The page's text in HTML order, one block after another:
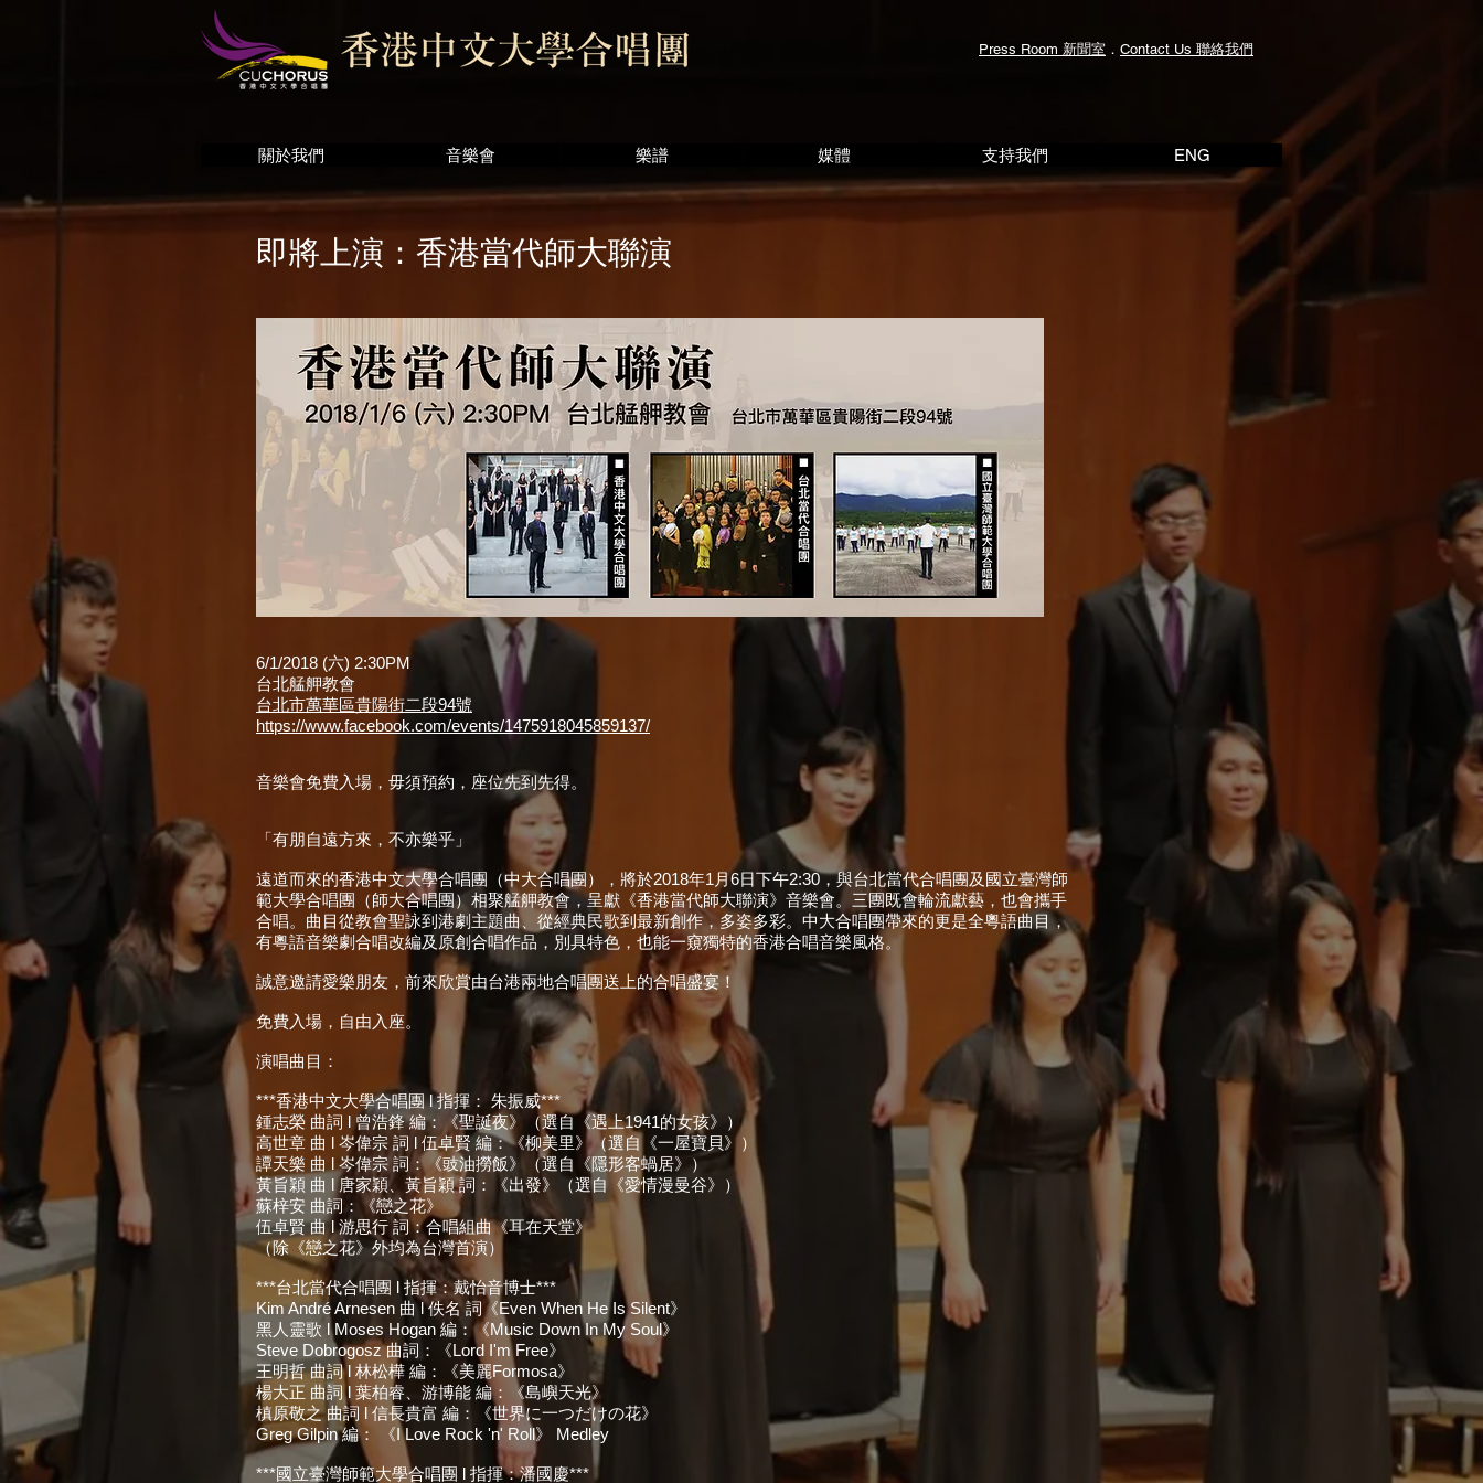
Press Room 新聞室 ． Contact Us 聯絡我們
關於我們 音樂會 樂譜 媒體 支持我們 ENG
即將上演： 香港當代師大聯演
6/1/2018 (六) 2:30PM
台北艋舺教會
台北市萬華區貴陽街二段94號
https://www.facebook.com/events/1475918045859137/
音樂會免費入場，毋須預約，座位先到先得。
「有朋自遠方來，不亦樂乎」
遠道而來的香港中文大學合唱團（中大合唱團），將於2018年1月6日下午2:30，與台北當代合唱團及國立臺灣師
範大學合唱團（師大合唱團）相聚艋舺教會，呈獻《香港當代師大聯演》音樂會。三團既會輪流獻藝，也會攜手
合唱。曲目從教會聖詠到港劇主題曲、從經典民歌到最新創作，多姿多彩。中大合唱團帶來的更是全粵語曲目，
有粵語音樂劇合唱改編及原創合唱作品，別具特色，也能一窺獨特的香港合唱音樂風格。
誠意邀請愛樂朋友，前來欣賞由台港兩地合唱團送上的合唱盛宴！
免費入場，自由入座。
演唱曲目：
***香港中文大學合唱團 l 指揮： 朱振威***
鍾志榮 曲詞 l 曾浩鋒 編：《聖誕夜》（選自《遇上1941的女孩》）
高世章 曲 l 岑偉宗 詞 l 伍卓賢 編：《柳美里》（選自《一屋寶貝》）
譚天樂 曲 l 岑偉宗 詞：《豉油撈飯》（選自《隱形客蝸居》）
黃旨穎 曲 l 唐家穎、黃旨穎 詞：《出發》（選自《愛情漫曼谷》）
蘇梓安 曲詞：《戀之花》
伍卓賢 曲 l 游思行 詞：合唱組曲《耳在天堂》
（除《戀之花》外均為台灣首演）
***台北當代合唱團 l 指揮：戴怡音博士***
Kim André Arnesen 曲 l 佚名 詞《Even When He Is Silent》
黑人靈歌 l Moses Hogan 編：《Music Down In My Soul》
Steve Dobrogosz 曲詞：《Lord I'm Free》
王明哲 曲詞 l 林松樺 編：《美麗Formosa》
楊大正 曲詞 l 葉柏睿、游博能 編：《島嶼天光》
槙原敬之 曲詞 l 信長貴富 編：《世界に一つだけの花》
Greg Gilpin 編： 《I Love Rock 'n' Roll》 Medley
***國立臺灣師範大學合唱團 l 指揮：潘國慶***